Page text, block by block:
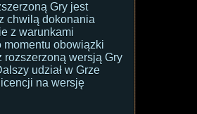
Gry jest
chwilą dokonania
z warunkami
momentu obowiązki
rozszerzoną wersją Gry
udział w Grze
na wersję